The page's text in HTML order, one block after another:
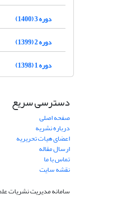
دوره 3 (1400)
دوره 2 (1399)
دوره 1 (1398)
دسترسی سریع
صفحه اصلی
درباره نشریه
اعضای هیات تحریریه
ارسال مقاله
تماس با ما
نقشه سایت
سامانه مدیریت نشریات